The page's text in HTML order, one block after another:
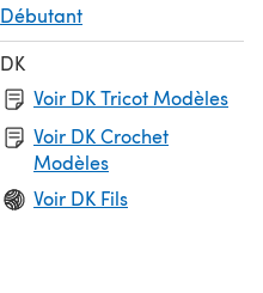
Débutant
DK
Voir DK Tricot Modèles
Voir DK Crochet
Modèles
Voir DK Fils